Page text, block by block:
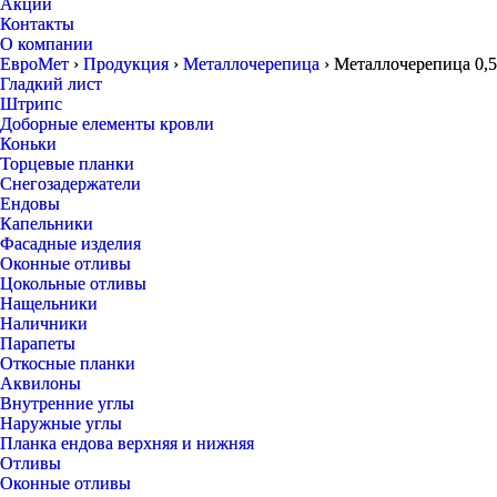
Акции
Контакты
О компании
ЕвроМет › Продукция › Металлочерепица › Металлочерепица
Гладкий лист
Штрипс
Доборные елементы кровли
Коньки
Торцевые планки
Снегозадержатели
Ендовы
Капельники
Фасадные изделия
Оконные отливы
Цокольные отливы
Нащельники
Наличники
Парапеты
Откосные планки
Аквилоны
Внутренние углы
Наружные углы
Планка ендова верхняя и нижняя
Отливы
Оконные отливы